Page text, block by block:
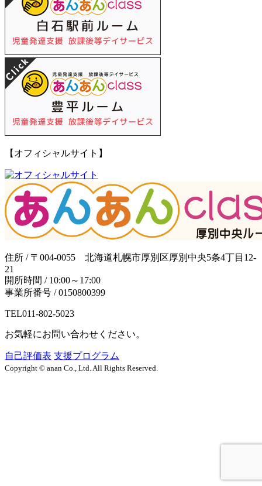
【オフィシャルサイト】
住所 / 〒004-0055 北海道札幌市厚別区厚別中央5条4丁目12-
21
開所時間 / 10:00～17:00
事業所番号 / 0150800399
TEL011-802-5023
お気軽にお問い合わせください。
自己評価表 支援プログラム
Copyright © anan Co., Ltd. All Rights Reserved.